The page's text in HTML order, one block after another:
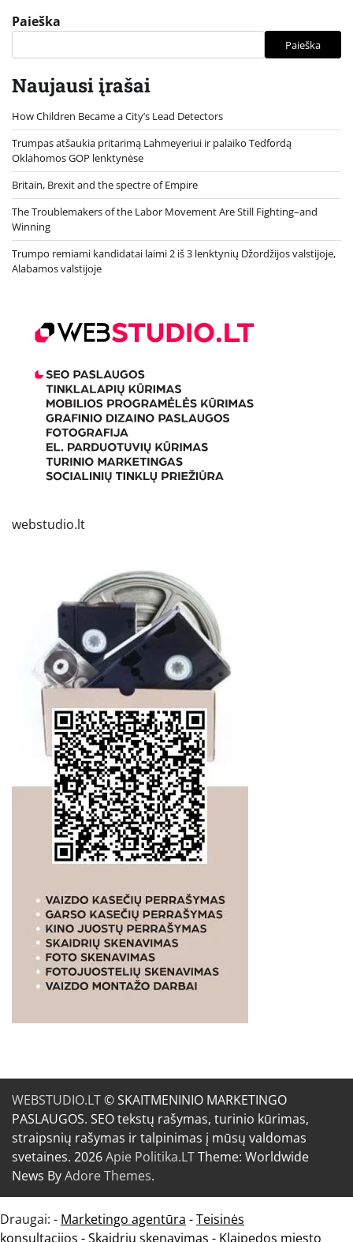
Paieška
Paieška
Naujausi įrašai
How Children Became a City’s Lead Detectors
Trumpas atšaukia pritarimą Lahmeyeriui ir palaiko Tedfordą
Oklahomos GOP lenktynėse
Britain, Brexit and the spectre of Empire
The Troublemakers of the Labor Movement Are Still Fighting–and
Winning
Trumpo remiami kandidatai laimi 2 iš 3 lenktynių Džordžijos valstijoje,
Alabamos valstijoje
webstudio.lt
WEBSTUDIO.LT© SKAITMENINIO MARKETINGO
PASLAUGOS. SEO tekstų rašymas, turinio kūrimas,
straipsnių rašymas ir talpinimas į mūsų valdomas
svetaines. 2026Apie Politika.LTTheme: Worldwide
News ByAdore Themes.
Draugai: - Marketingo agentūra -Teisinės
konsultacijos -Skaidrių skenavimas - Klaipedos miesto